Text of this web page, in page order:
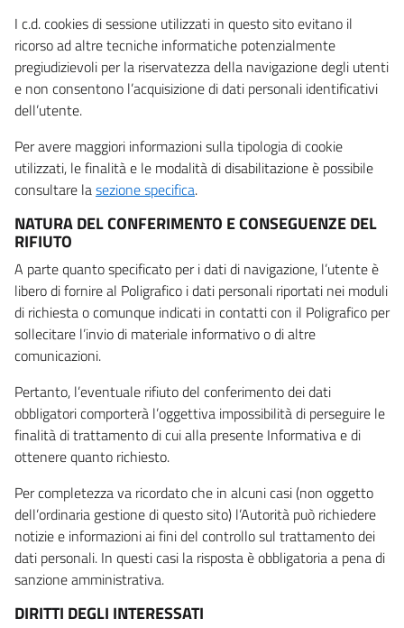
I c.d. cookies di sessione utilizzati in questo sito evitano il
ricorso ad altre tecniche informatiche potenzialmente
pregiudizievoli per la riservatezza della navigazione degli utenti
e non consentono l’acquisizione di dati personali identificativi
dell’utente.
Per avere maggiori informazioni sulla tipologia di cookie
utilizzati, le finalità e le modalità di disabilitazione è possibile
consultare lasezione specifica.
NATURA DEL CONFERIMENTO E CONSEGUENZE DEL
RIFIUTO
A parte quanto specificato per i dati di navigazione, l’utente è
libero di fornire al Poligrafico i dati personali riportati nei moduli
di richiesta o comunque indicati in contatti con il Poligrafico per
sollecitare l’invio di materiale informativo o di altre
comunicazioni.
Pertanto, l’eventuale rifiuto del conferimento dei dati
obbligatori comporterà l’oggettiva impossibilità di perseguire le
finalità di trattamento di cui alla presente Informativa e di
ottenere quanto richiesto.
Per completezza va ricordato che in alcuni casi (non oggetto
dell’ordinaria gestione di questo sito) l’Autorità può richiedere
notizie e informazioni ai fini del controllo sul trattamento dei
dati personali. In questi casi la risposta è obbligatoria a pena di
sanzione amministrativa.
DIRITTI DEGLI INTERESSATI